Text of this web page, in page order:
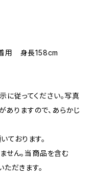
用 身長158cm
従ってください。写真
りますので、あらかじ
おります。
せん。当商品を含む
だきます。